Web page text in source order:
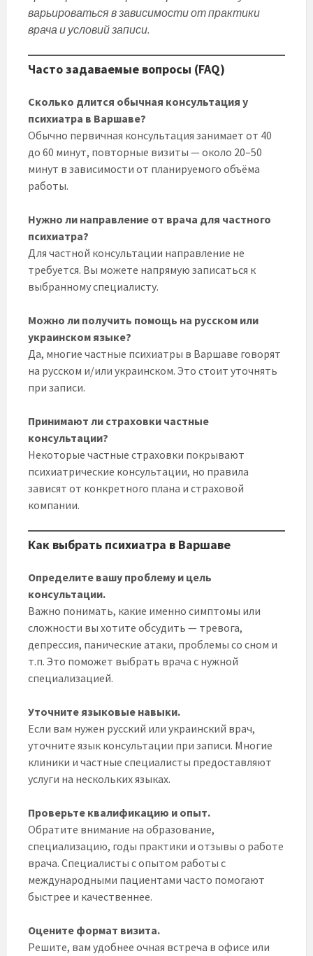
варьироваться в зависимости от практики
врача и условий записи.
Часто задаваемые вопросы (FAQ)
Сколько длится обычная консультация у
психиатра в Варшаве?
Обычно первичная консультация занимает от 40
до 60 минут, повторные визиты — около 20–50
минут в зависимости от планируемого объёма
работы.
Нужно ли направление от врача для частного
психиатра?
Для частной консультации направление не
требуется. Вы можете напрямую записаться к
выбранному специалисту.
Можно ли получить помощь на русском или
украинском языке?
Да, многие частные психиатры в Варшаве говорят
на русском и/или украинском. Это стоит уточнять
при записи.
Принимают ли страховки частные
консультации?
Некоторые частные страховки покрывают
психиатрические консультации, но правила
зависят от конкретного плана и страховой
компании.
Как выбрать психиатра в Варшаве
Определите вашу проблему и цель
консультации.
Важно понимать, какие именно симптомы или
сложности вы хотите обсудить — тревога,
депрессия, панические атаки, проблемы со сном и
т.п. Это поможет выбрать врача с нужной
специализацией.
Уточните языковые навыки.
Если вам нужен русский или украинский врач,
уточните язык консультации при записи. Многие
клиники и частные специалисты предоставляют
услуги на нескольких языках.
Проверьте квалификацию и опыт.
Обратите внимание на образование,
специализацию, годы практики и отзывы о работе
врача. Специалисты с опытом работы с
международными пациентами часто помогают
быстрее и качественнее.
Оцените формат визита.
Решите, вам удобнее очная встреча в офисе или